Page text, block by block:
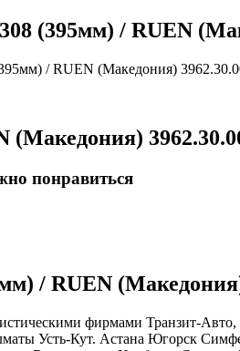
(395мм) / RUEN
понравиться
/ RUEN
фирмами Транзит-
Усть-Кут. Астана Югорск